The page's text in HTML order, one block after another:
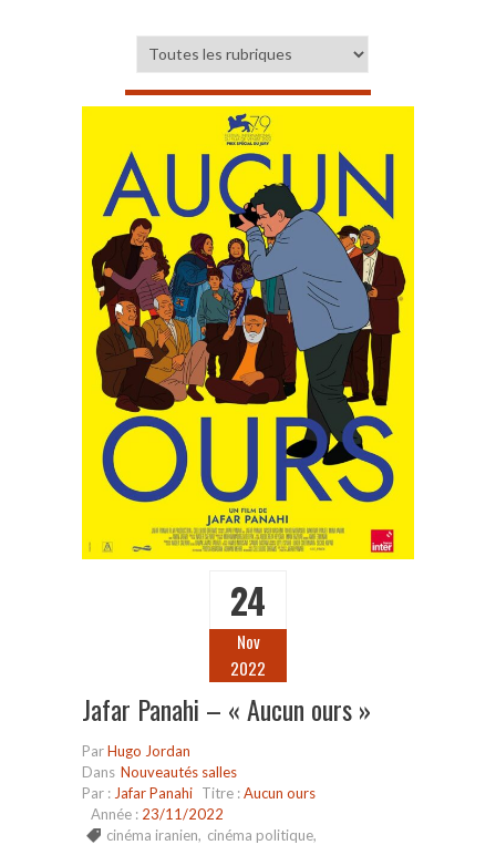
24
Nov
2022
Jafar Panahi – « Aucun ours »
ParHugo Jordan
Dans Nouveautés salles
Par : Jafar Panahi Titre :Aucun ours
Année : 23/11/2022
cinéma iranien, cinéma politique,